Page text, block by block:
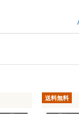
送料無料